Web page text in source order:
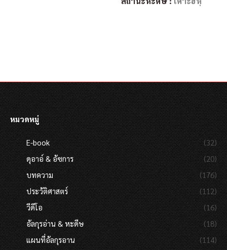
หมวดหมู่
E-book
(32)
ดุอาอ์ & อัซการ
(20)
บทความ
(176)
ประวัติศาสตร์
(112)
วีดีโอ
(16)
อัลกุรอ่าน & หะดีษ
(18)
แผนที่อัลกุรอาน
(114)